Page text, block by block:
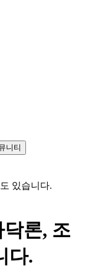
니티
있습니다.
론, 조
다.